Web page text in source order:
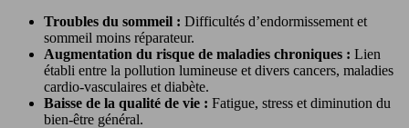
Troubles du sommeil : Difficultés d’endormissement et
sommeil moins réparateur.
Augmentation du risque de maladies chroniques : Lien
établi entre la pollution lumineuse et divers cancers, maladies
cardio-vasculaires et diabète.
Baisse de la qualité de vie : Fatigue, stress et diminution du
bien-être général.